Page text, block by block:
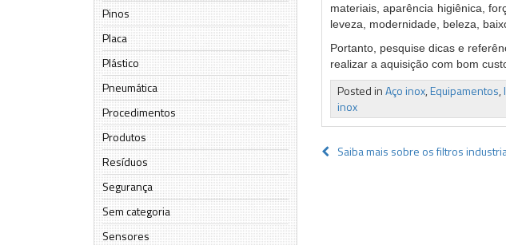
Pinos
Placa
Plástico
Pneumática
Procedimentos
Produtos
Resíduos
Segurança
Sem categoria
Sensores
materiais, aparência higiênica,
leveza, modernidade, beleza,
Portanto, pesquise dicas e
realizar a aquisição com bom
Posted inAço inox,Equipamentos,
inox
Navegação
Saiba mais sobre os filtros